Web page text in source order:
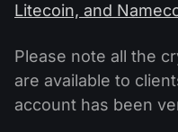
Apa itu Broker
Litecoin, and
Please note all the
are available to
account has been